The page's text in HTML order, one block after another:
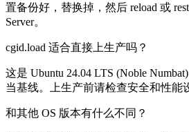
置备份好，替换掉，然后 reload 或
Server。
cgid.load 适合直接上生产吗？
这是 Ubuntu 24.04 LTS (Noble
当基线。上生产前请检查安全和性能
和其他 OS 版本有什么不同？